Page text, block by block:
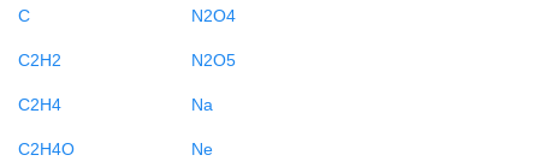
C
C2H2
C2H4
C2H4O
N2O4
N2O5
Na
Ne